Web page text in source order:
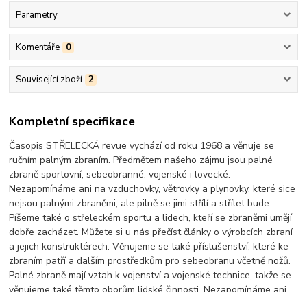
Parametry
Komentáře 0
Související zboží 2
Kompletní specifikace
Časopis STŘELECKÁ revue vychází od roku 1968 a věnuje se
ručním palným zbraním. Předmětem našeho zájmu jsou palné
zbraně sportovní, sebeobranné, vojenské i lovecké.
Nezapomínáme ani na vzduchovky, větrovky a plynovky, které sice
nejsou palnými zbraněmi, ale pilně se jimi střílí a střílet bude.
Píšeme také o střeleckém sportu a lidech, kteří se zbraněmi umějí
dobře zacházet. Můžete si u nás přečíst články o výrobcích zbraní
a jejich konstruktérech. Věnujeme se také příslušenství, které ke
zbraním patří a dalším prostředkům pro sebeobranu včetně nožů.
Palné zbraně mají vztah k vojenství a vojenské technice, takže se